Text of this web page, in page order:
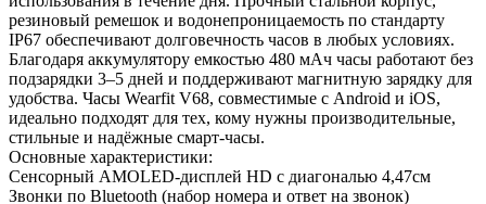
резиновый ремешок и водонепроницаемость по стандарту
IP67 обеспечивают долговечность часов в любых условиях.
Благодаря аккумулятору емкостью 480 мАч часы работают без
подзарядки 3–5 дней и поддерживают магнитную зарядку для
удобства. Часы Wearfit V68, совместимые с Android и iOS,
идеально подходят для тех, кому нужны производительные,
стильные и надёжные смарт-часы.
Основные характеристики:
Сенсорный AMOLED-дисплей HD с диагональю 4,47см
Звонки по Bluetooth (набор номера и ответ на звонок)